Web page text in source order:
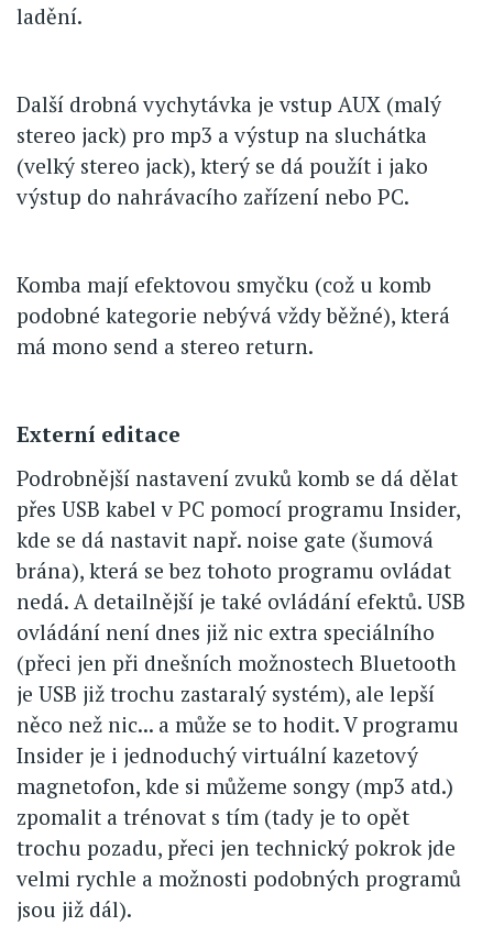
ladění.
Další drobná vychytávka je vstup AUX (malý
stereo jack) pro mp3 a výstup na sluchátka
(velký stereo jack), který se dá použít i jako
výstup do nahrávacího zařízení nebo PC.
Komba mají efektovou smyčku (což u komb
podobné kategorie nebývá vždy běžné), která
má mono send a stereo return.
Externí editace
Podrobnější nastavení zvuků komb se dá dělat
přes USB kabel v PC pomocí programu Insider,
kde se dá nastavit např. noise gate (šumová
brána), která se bez tohoto programu ovládat
nedá. A detailnější je také ovládání efektů. USB
ovládání není dnes již nic extra speciálního
(přeci jen při dnešních možnostech Bluetooth
je USB již trochu zastaralý systém), ale lepší
něco než nic... a může se to hodit. V programu
Insider je i jednoduchý virtuální kazetový
magnetofon, kde si můžeme songy (mp3 atd.)
zpomalit a trénovat s tím (tady je to opět
trochu pozadu, přeci jen technický pokrok jde
velmi rychle a možnosti podobných programů
jsou již dál).